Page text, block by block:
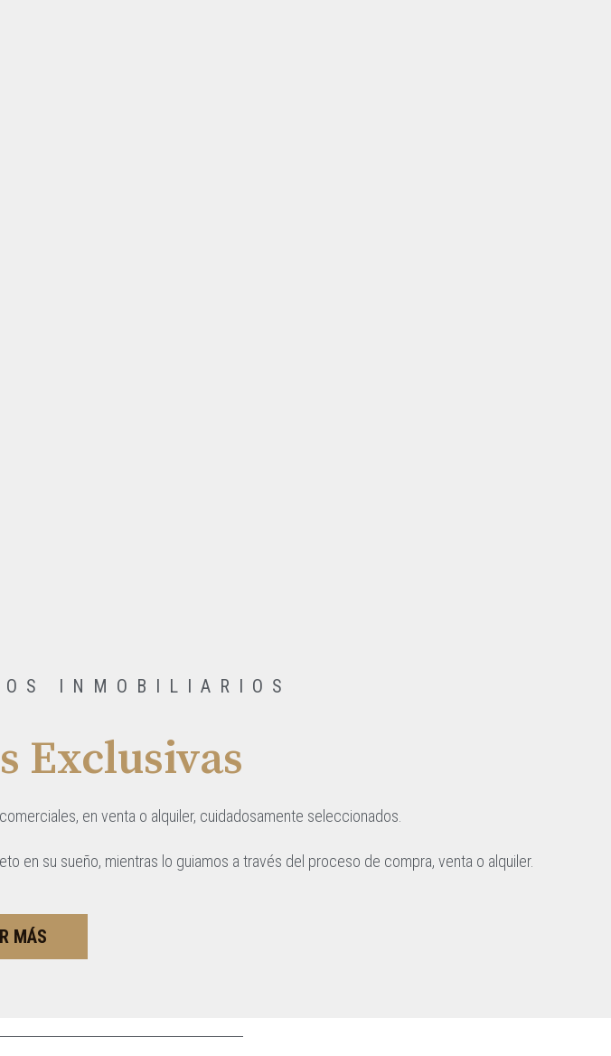
INMOBILIARIOS
Exclusivas
en venta o alquiler, cuidadosamente seleccionados.
en su sueño, mientras lo guiamos a través del proceso de compra, venta o alquiler.
MÁS